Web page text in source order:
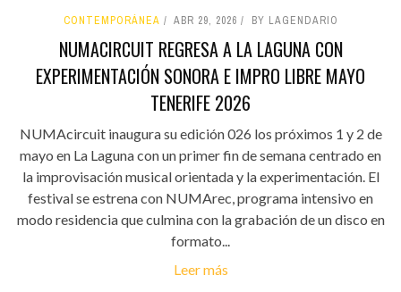
CONTEMPORÁNEA ABR 29, 2026 BY LAGENDARIO
NUMACIRCUIT REGRESA A LA LAGUNA CON
EXPERIMENTACIÓN SONORA E IMPRO LIBRE MAYO
TENERIFE 2026
NUMAcircuit inaugura su edición 026 los próximos 1 y 2 de
mayo en La Laguna con un primer fin de semana centrado en
la improvisación musical orientada y la experimentación. El
festival se estrena con NUMArec, programa intensivo en
modo residencia que culmina con la grabación de un disco en
formato...
Leer más